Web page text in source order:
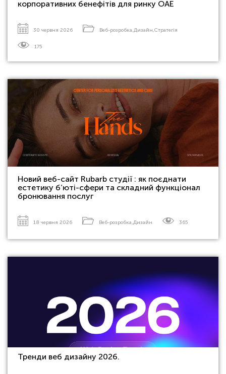
корпоративних бенефітів для ринку ОАЕ
30 червня 2026 Веб-розробка,Дизайн,Стратегія
175
Новий веб-сайт Rubarb студії : як поєднати
естетику б’юті-сфери та складний функціонал
бронювання послуг
18 червня 2026 Веб-розробка,Дизайн 365
Тренди веб дизайну 2026.